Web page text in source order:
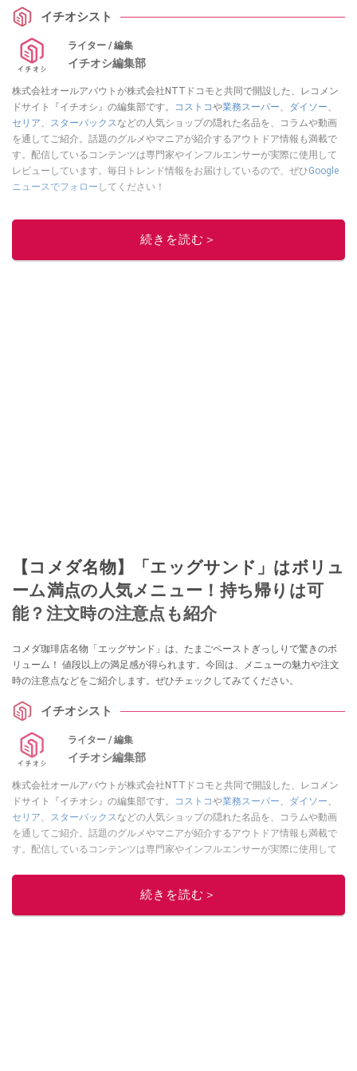
イチオシスト
ライター / 編集
イチオシ編集部
株式会社オールアバウトが株式会社NTTドコモと共同で開設した、レコメン
ドサイト『イチオシ』の編集部です。
コストコや業務スーパー、 ダイソー、
セリア、 スターバックスなどの人気ショップの隠れた名品を、コラムや動画
を通してご紹介。話題のグルメやマニアが紹介するアウトドア情報も満載で
す。配信しているコンテンツは専門家やインフルエンサーが実際に使用して
レビューしています。毎日トレンド情報をお届けしているので、ぜひGoogle
ニュースでフォロー してください！
続きを読む＞
【コメダ名物】「エッグサンド」はボリュ
ーム満点の人気メニュー！持ち帰りは可
能？注文時の注意点も紹介
コメダ珈琲店名物「エッグサンド」は、たまごペーストぎっしりで驚きのボ
リューム！ 値段以上の満足感が得られます。今回は、メニューの魅力や注文
時の注意点などをご紹介します。ぜひチェックしてみてください。
イチオシスト
ライター / 編集
イチオシ編集部
株式会社オールアバウトが株式会社NTTドコモと共同で開設した、レコメン
ドサイト『イチオシ』の編集部です。
コストコや業務スーパー、 ダイソー、
セリア、 スターバックスなどの人気ショップの隠れた名品を、コラムや動画
を通してご紹介。話題のグルメやマニアが紹介するアウトドア情報も満載で
す。配信しているコンテンツは専門家やインフルエンサーが実際に使用して
ニュースでフォロー
続きを読む＞